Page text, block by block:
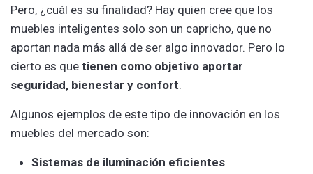
Pero, ¿cuál es su finalidad? Hay quien cree que los
muebles inteligentes solo son un capricho, que no
aportan nada más allá de ser algo innovador. Pero lo
cierto es que tienen como objetivo aportar
seguridad, bienestar y confort.
Algunos ejemplos de este tipo de innovación en los
muebles del mercado son:
Sistemas de iluminación eficientes